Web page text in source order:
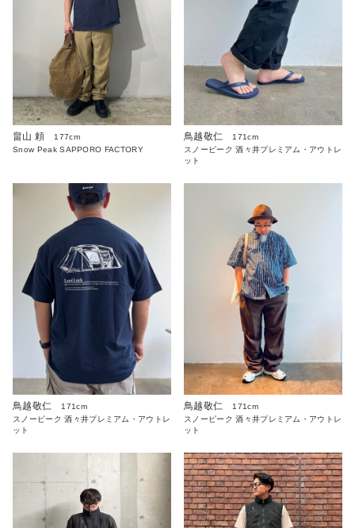
畠山 頼
177cm
Snow Peak SAPPORO FACTORY
鳥越敬仁
171cm
スノーピーク 酒々井プレミアム・アウトレ
ット
鳥越敬仁
171cm
スノーピーク 酒々井プレミアム・アウトレ
ット
鳥越敬仁
171cm
スノーピーク 酒々井プレミアム・アウトレ
ット